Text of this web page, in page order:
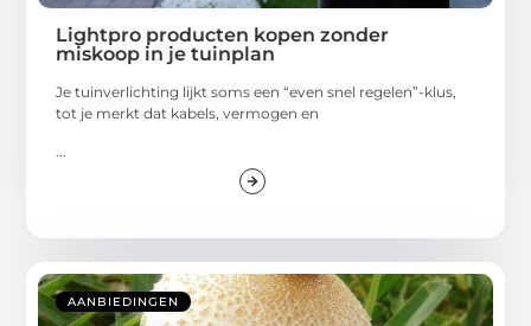
Lightpro producten kopen zonder
miskoop in je tuinplan
Je tuinverlichting lijkt soms een “even snel regelen”-klus,
tot je merkt dat kabels, vermogen en
...
AANBIEDINGEN